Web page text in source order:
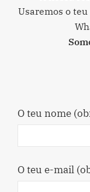
Usaremos o
O teu nome
O teu e-mail